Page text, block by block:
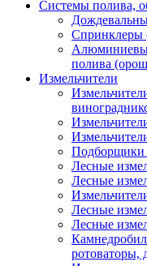
Системы полива,
Спринклеры
полива
Измельчители
Подборщики
Лесные
Лесные
Лесные
Лесные
ротоваторы,